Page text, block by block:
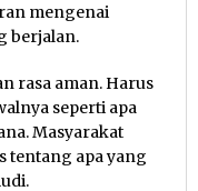
mengenai
berjalan.
rasa aman. Harus
seperti apa
Masyarakat
tentang apa yang